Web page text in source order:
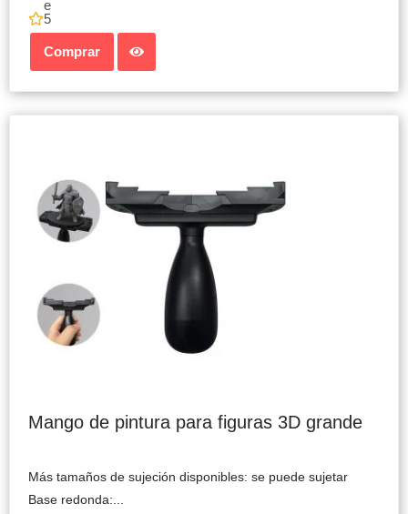
e
5
Comprar
Mango de pintura para figuras 3D grande
Más tamaños de sujeción disponibles: se puede sujetar
Base redonda:...